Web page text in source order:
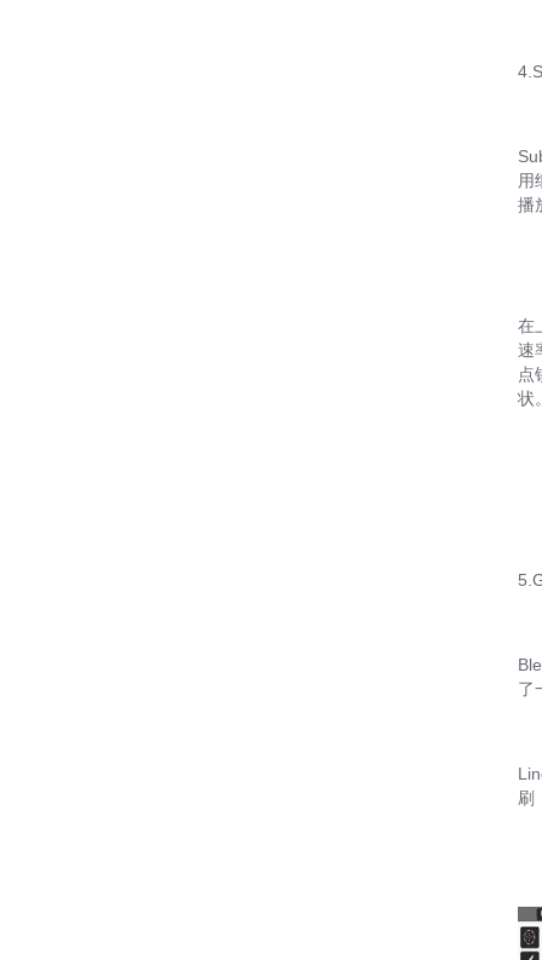
用
播
在
速
点
状
了
刷